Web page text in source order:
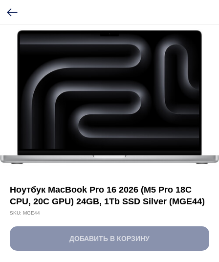
Ноутбук MacBook Pro 16 2026 (M5 Pro 18C
CPU, 20C GPU) 24GB, 1Tb SSD Silver (MGE44)
SKU: MGE44
ДОБАВИТЬ В КОРЗИНУ